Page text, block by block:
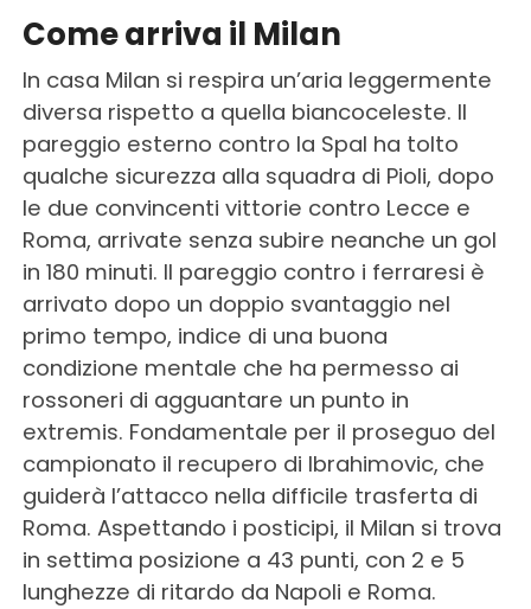
Come arriva il Milan
In casa Milan si respira un’aria leggermente
diversa rispetto a quella biancoceleste. Il
pareggio esterno contro la Spal ha tolto
qualche sicurezza alla squadra di Pioli, dopo
le due convincenti vittorie contro Lecce e
Roma, arrivate senza subire neanche un gol
in 180 minuti. Il pareggio contro i ferraresi è
arrivato dopo un doppio svantaggio nel
primo tempo, indice di una buona
condizione mentale che ha permesso ai
rossoneri di agguantare un punto in
extremis. Fondamentale per il proseguo del
campionato il recupero di Ibrahimovic, che
guiderà l’attacco nella difficile trasferta di
Roma. Aspettando i posticipi, il Milan si trova
in settima posizione a 43 punti, con 2 e 5
lunghezze di ritardo da Napoli e Roma.